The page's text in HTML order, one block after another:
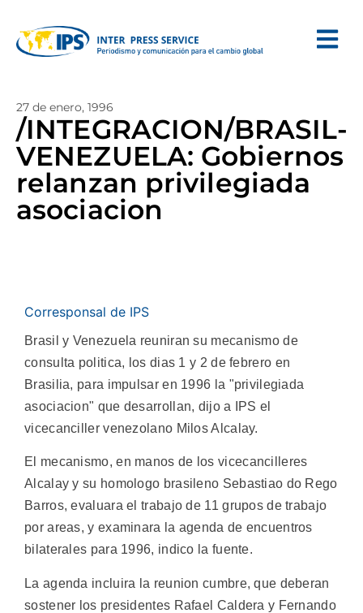
27 de enero, 1996
/INTEGRACION/BRASIL-
VENEZUELA: Gobiernos
relanzan privilegiada
asociacion
Corresponsal de IPS
Brasil y Venezuela reuniran su mecanismo de
consulta politica, los dias 1 y 2 de febrero en
Brasilia, para impulsar en 1996 la "privilegiada
asociacion" que desarrollan, dijo a IPS el
vicecanciller venezolano Milos Alcalay.
El mecanismo, en manos de los vicecancilleres
Alcalay y su homologo brasileno Sebastiao do Rego
Barros, evaluara el trabajo de 11 grupos de trabajo
por areas, y examinara la agenda de encuentros
bilaterales para 1996, indico la fuente.
La agenda incluira la reunion cumbre, que deberan
sostener los presidentes Rafael Caldera y Fernando